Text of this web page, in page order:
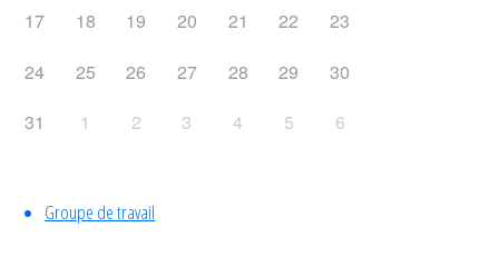
Équipe de France
Groupe de travail
17
18 19 20 21 22
23
24
25 26 27 28 29
30
31
1 2 3 4 5 6
Archives